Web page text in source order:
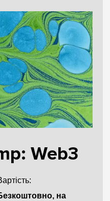
Web3
на